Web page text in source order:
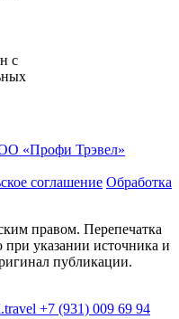
с
«Профи Трэвeл»
соглашение Обработка
правом. Перепечатка
при указании источника и
публикации.
+7 (931) 009 69 94